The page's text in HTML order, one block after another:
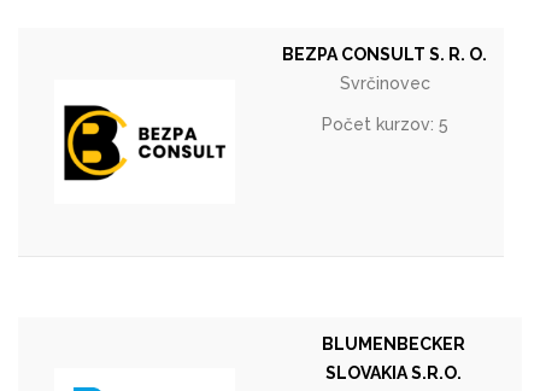
BEZPA CONSULT S. R. O.
Svrčinovec
Počet kurzov: 5
BLUMENBECKER
SLOVAKIA S.R.O.